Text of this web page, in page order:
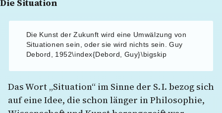
Die Situation
Die Kunst der Zukunft wird eine Umwälzung von
Situationen sein, oder sie wird nichts sein. Guy
Debord, 1952\index{Debord, Guy}\bigskip
Das Wort „Situation“ im Sinne der S. I. bezog sich
auf eine Idee, die schon länger in Philosophie,